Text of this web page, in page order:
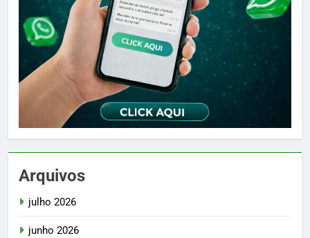
Arquivos
julho 2026
junho 2026